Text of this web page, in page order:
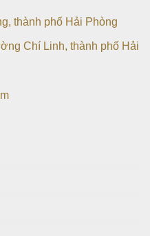
thành phố Hải Phòng
Chí Linh, thành phố Hải